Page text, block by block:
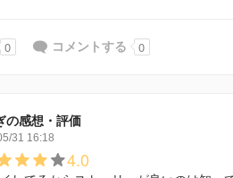
0 コメントする 0
の感想・評価
31 16:18
4.0